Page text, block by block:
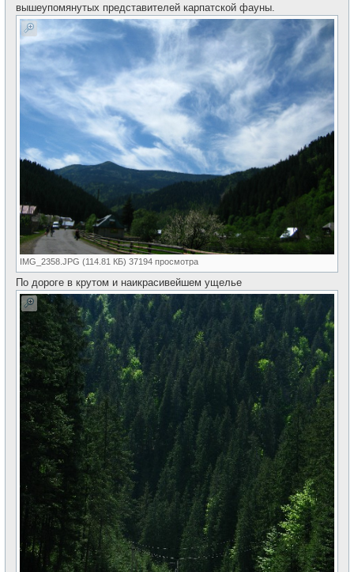
вышеупомянутых представителей карпатской фауны.
IMG_2358.JPG (114.81 КБ) 37194 просмотра
По дороге в крутом и наикрасивейшем ущелье